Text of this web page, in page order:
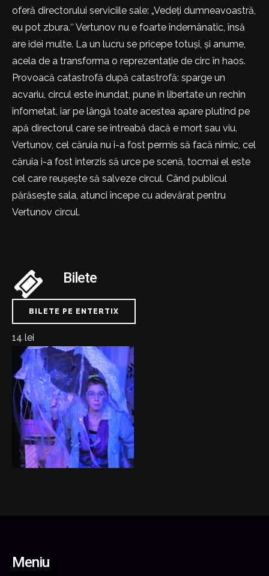
oferă directorului serviciile sale: „Vedeți dumneavoastră,
eu pot zbura.ʺ Vertunov nu e foarte îndemânatic, însă
are idei multe. La un lucru se pricepe totuși, și anume,
acela de a transforma o reprezentație de circ în haos.
Provoacă catastrofă după catastrofă: sparge un
acvariu, circul este inundat, pune în libertate un rechin
înfometat, iar pe lângă toate acestea apare plutind pe
apă directorul care se întreabă dacă e mort sau viu.
Vertunov, cel căruia nu i-a fost permis să facă nimic, cel
căruia i-a fost interzis să urce pe scenă, tocmai el este
cel care reușește să salveze circul. Când publicul
părăsește sala, atunci începe cu adevărat pentru
Vertunov circul.
Bilete
BILETE PE ENTERTIX
14 lei
Meniu